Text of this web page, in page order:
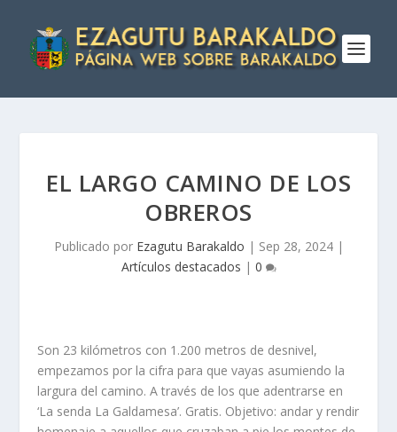
EL LARGO CAMINO DE LOS
OBREROS
Publicado por Ezagutu Barakaldo | Sep 28, 2024|
Artículos destacados | 0
Son 23 kilómetros con 1.200 metros de desnivel,
empezamos por la cifra para que vayas asumiendo la
largura del camino. A través de los que adentrarse en
‘La senda La Galdamesa’. Gratis. Objetivo: andar y rendir